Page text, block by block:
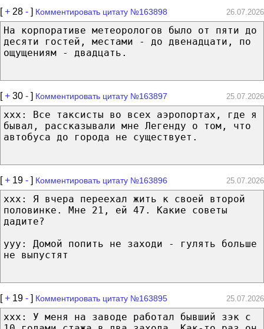
[+ 28 - ] Комментировать цитату №163898 26.07.2026
На корпоративе метеорологов было от пяти до
десяти гостей, местами - до двенадцати, по
ощущениям - двадцать.
[+ 30 - ] Комментировать цитату №163897 25.07.2026
xxx: Все таксисты во всех аэропортах, где я
бывал, рассказывали мне Легенду о том, что
автобуса до города не существует.
[+ 19 - ] Комментировать цитату №163896 25.07.2026
xxx: Я вчера переехал жить к своей второй
половинке. Мне 21, ей 47. Какие советы
дадите?
yyy: Домой попить не заходи - гулять больше
не выпустят
[+ 19 - ] Комментировать цитату №163895 25.07.2026
xxx: У меня на заводе работал бывший зэк с